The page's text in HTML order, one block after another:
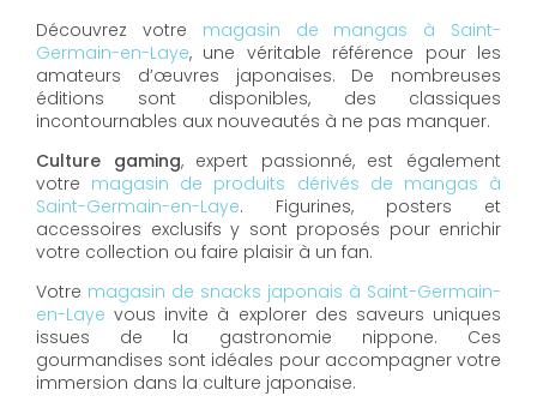
Découvrez votre magasin de mangas à Saint-
Germain-en-Laye, une véritable référence pour les
amateurs d’œuvres japonaises. De nombreuses
éditions sont disponibles, des classiques
incontournables aux nouveautés à ne pas manquer.
Culture gaming, expert passionné, est également
votre magasin de produits dérivés de mangas à
Saint-Germain-en-Laye. Figurines, posters et
accessoires exclusifs y sont proposés pour enrichir
votre collection ou faire plaisir à un fan.
Votre magasin de snacks japonais à Saint-Germain-
en-Laye vous invite à explorer des saveurs uniques
issues de la gastronomie nippone. Ces
gourmandises sont idéales pour accompagner votre
immersion dans la culture japonaise.